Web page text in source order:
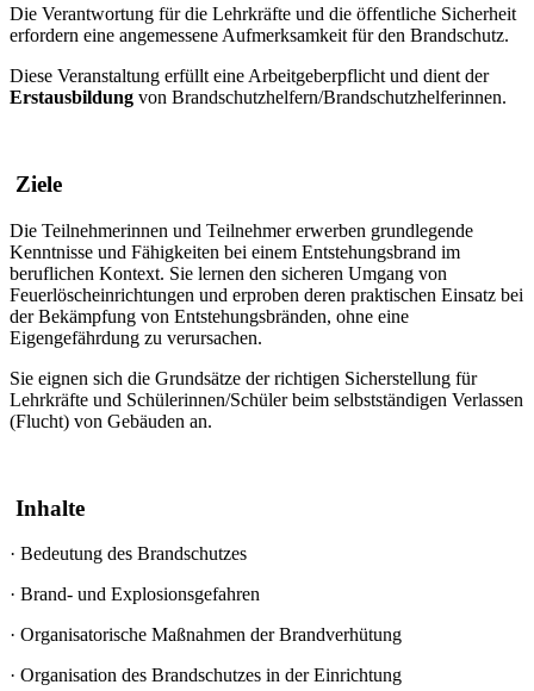
Die Verantwortung für die Lehrkräfte und die öffentliche Sicherheit
erfordern eine angemessene Aufmerksamkeit für den Brandschutz.
Diese Veranstaltung erfüllt eine Arbeitgeberpflicht und dient der
Erstausbildung von Brandschutzhelfern/Brandschutzhelferinnen.
Ziele
Die Teilnehmerinnen und Teilnehmer erwerben grundlegende
Kenntnisse und Fähigkeiten bei einem Entstehungsbrand im
beruflichen Kontext. Sie lernen den sicheren Umgang von
Feuerlöscheinrichtungen und erproben deren praktischen Einsatz bei
der Bekämpfung von Entstehungsbränden, ohne eine
Eigengefährdung zu verursachen.
Sie eignen sich die Grundsätze der richtigen Sicherstellung für
Lehrkräfte und Schülerinnen/Schüler beim selbstständigen Verlassen
(Flucht) von Gebäuden an.
Inhalte
· Bedeutung des Brandschutzes
· Brand- und Explosionsgefahren
· Organisatorische Maßnahmen der Brandverhütung
· Organisation des Brandschutzes in der Einrichtung